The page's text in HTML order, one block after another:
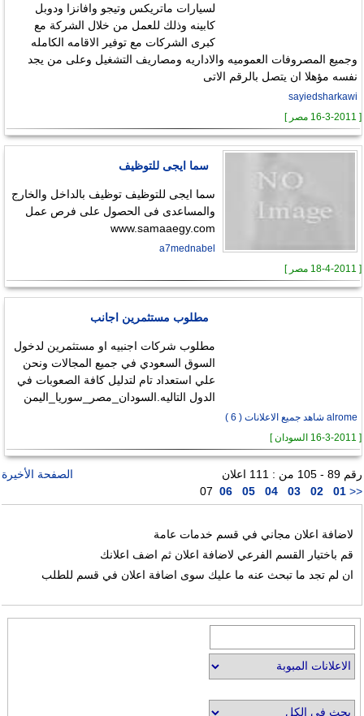
لسيارات ماتريكس وتيجو وافانزا ودوبل
كابينه وذلك للعمل من خلال الشركة مع
كبرى الشركات مع توفير الاقامه الكامله
وجميع المصروفات العموميه والاداريه ومصاريف التشغيل وعلى من يجد
نفسه مؤهلا ان يتصل بالرقم الاتى
sayiedsharkawi
[ 16-3-2011 مصر ]
سما ايجى للتوظيف
سما ايجى للتوظيف توظيف بالداخل والخارج
والمساعدى فى الحصول على فرص عمل
www.samaaegy.com
a7mednabel
[ 18-4-2011 مصر ]
مطلوب مستثمرين اجانب
مطلوب شركات اجنبيه او مستثمرين لدخول
السوق السعودي في جميع المجالات ونحن
علي استعداد تام لتدليل كافة الصعوبات في
الدول التاليه.السودان_مصر_سوريا_اليمن
alrome شاهد جميع الاعلانات ( 6 )
[ 16-3-2011 السودان ]
رقم 89 - 105 من : 111 اعلان
الصفحة الأخيرة
<<
01
02
03
04
05
06
07
لاضافة اعلان مجاني في قسم خدمات عامة
قم باختيار القسم الفرعي لاضافة اعلان ثم اضف اعلانك
ان لم تجد ما تبحث عنه ما عليك سوى اضافة اعلان في قسم للطلب